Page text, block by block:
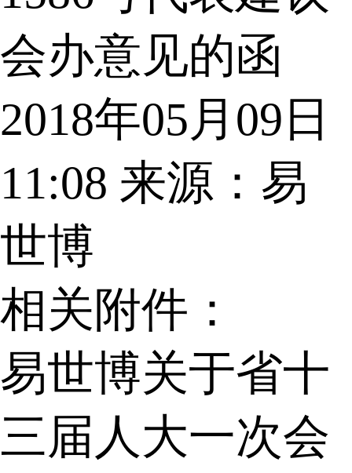
会办意见的函
2018年05月09日
11:08 来源：易
世博
相关附件：
易世博关于省十
三届人大一次会